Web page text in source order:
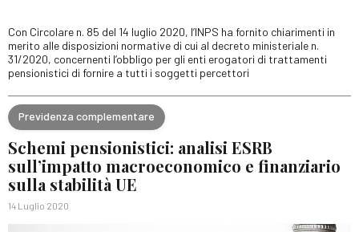
Con Circolare n. 85 del 14 luglio 2020, l’INPS ha fornito chiarimenti in
merito alle disposizioni normative di cui al decreto ministeriale n.
31/2020, concernenti l’obbligo per gli enti erogatori di trattamenti
pensionistici di fornire a tutti i soggetti percettori
Previdenza complementare
Schemi pensionistici: analisi ESRB
sull’impatto macroeconomico e finanziario
sulla stabilità UE
14 Luglio 2020